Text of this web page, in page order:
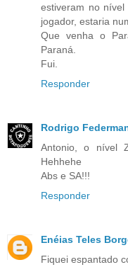
estiveram no
jogador, estaria
Que venha o
Paraná.
Fui.
Responder
Rodrigo
Antonio, o nível
Hehhehe
Abs e SA!!!
Responder
Enéias Teles
Fiquei espantado